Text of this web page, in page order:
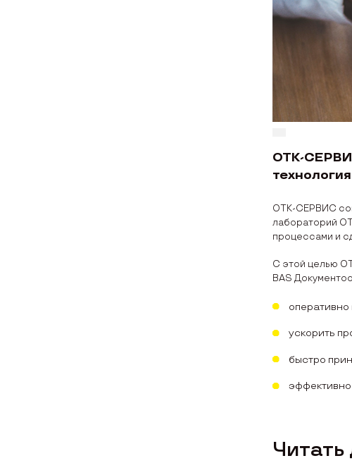
ОТК-
ОТК-СЕРВИС
лабораторий
процессами и
С этой целью
BAS
оперативно
ускорить
быстро